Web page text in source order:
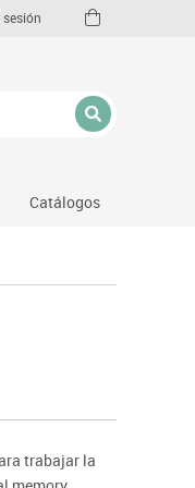
Catálogos
trabajar la